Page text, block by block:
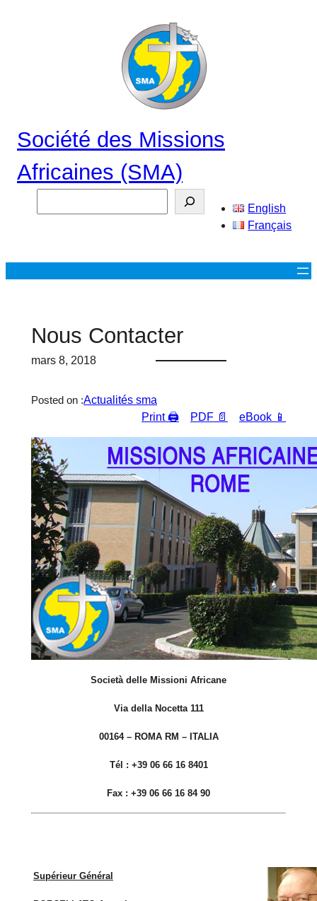
Société des Missions
Africaines (SMA)
English
Français
Nous Contacter
mars 8, 2018
Posted on :Actualités sma
Print 🖨
PDF 📄 eBook 📱
Società delle Missioni Africane
Via della Nocetta 111
00164 – ROMA RM – ITALIA
Tél : +39 06 66 16 8401
Fax : +39 06 66 16 84 90
Supérieur Général